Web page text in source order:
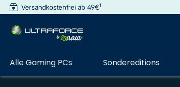
springen Zur Hauptnavigation springen
Versandkostenfrei ab 49€1
Alle Gaming PCs Sondereditions